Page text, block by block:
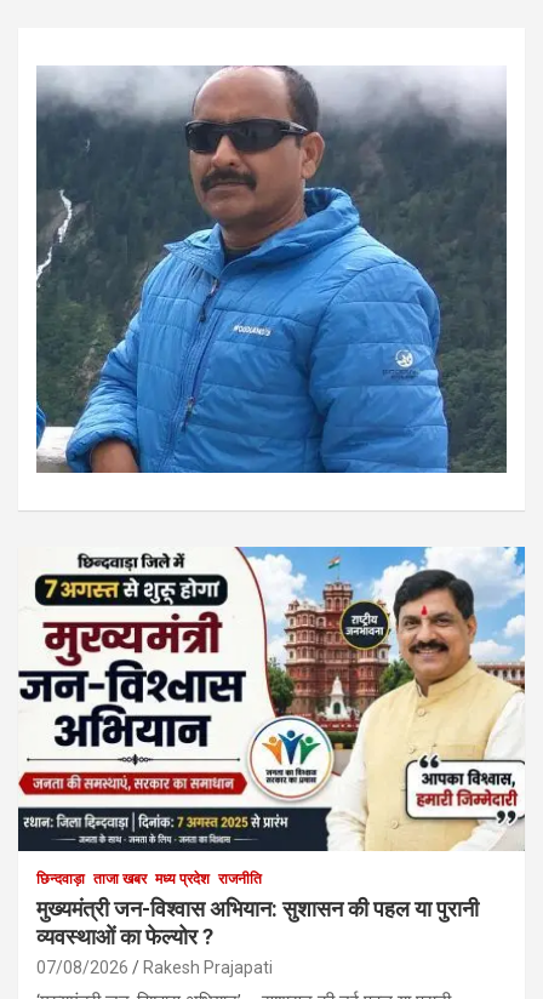
छिन्दवाड़ा ताजा खबर मध्य प्रदेश राजनीति
मुख्यमंत्री जन-विश्वास अभियान: सुशासन की पहल या पुरानी
व्यवस्थाओं का फेल्योर ?
07/08/2026 Rakesh Prajapati